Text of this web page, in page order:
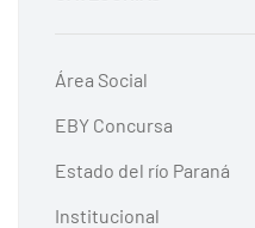
Área Social
EBY Concursa
Estado del río Paraná
Institucional